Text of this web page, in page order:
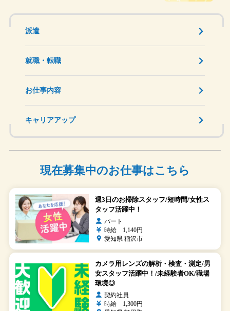
派遣
就職・転職
お仕事内容
キャリアアップ
現在募集中のお仕事はこちら
週3日のお掃除スタッフ/短時間/女性ス
タッフ活躍中！
パート
時給 1,140円
愛知県 稲沢市
カメラ用レンズの解析・検査・測定/男
女スタッフ活躍中！/未経験者OK/職場
環境◎
契約社員
時給 1,300円